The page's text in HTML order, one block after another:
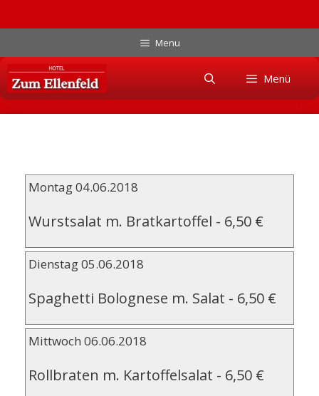
Inhalt
springen
Menu
Skip
content
Menü
Montag 04.06.2018
Wurstsalat m. Bratkartoffel - 6,50 €
Dienstag 05.06.2018
Spaghetti Bolognese m. Salat - 6,50 €
Mittwoch 06.06.2018
Rollbraten m. Kartoffelsalat - 6,50 €